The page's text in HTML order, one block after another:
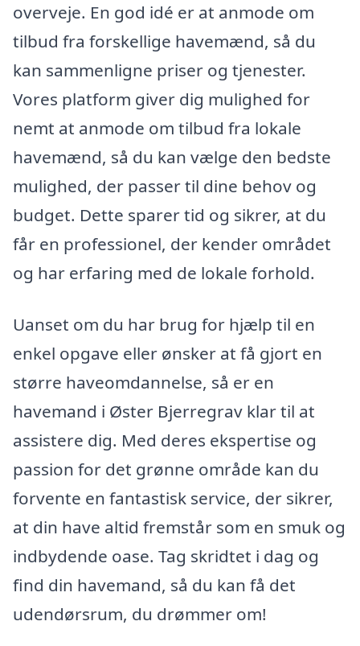
overveje. En god idé er at anmode om
tilbud fra forskellige havemænd, så du
kan sammenligne priser og tjenester.
Vores platform giver dig mulighed for
nemt at anmode om tilbud fra lokale
havemænd, så du kan vælge den bedste
mulighed, der passer til dine behov og
budget. Dette sparer tid og sikrer, at du
får en professionel, der kender området
og har erfaring med de lokale forhold.
Uanset om du har brug for hjælp til en
enkel opgave eller ønsker at få gjort en
større haveomdannelse, så er en
havemand i Øster Bjerregrav klar til at
assistere dig. Med deres ekspertise og
passion for det grønne område kan du
forvente en fantastisk service, der sikrer,
at din have altid fremstår som en smuk og
indbydende oase. Tag skridtet i dag og
find din havemand, så du kan få det
udendørsrum, du drømmer om!